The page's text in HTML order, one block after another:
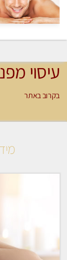
עיסוי
בקרוב באתר